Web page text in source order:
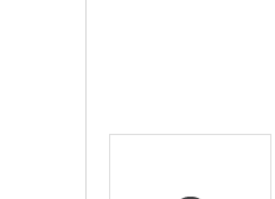
Media